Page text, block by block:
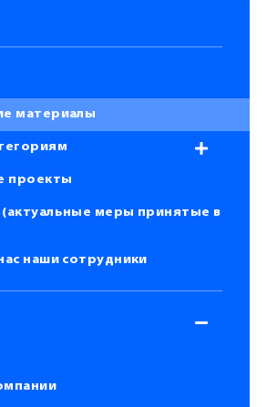
материалы
проекты
(актуальные меры принятые в
наши сотрудники